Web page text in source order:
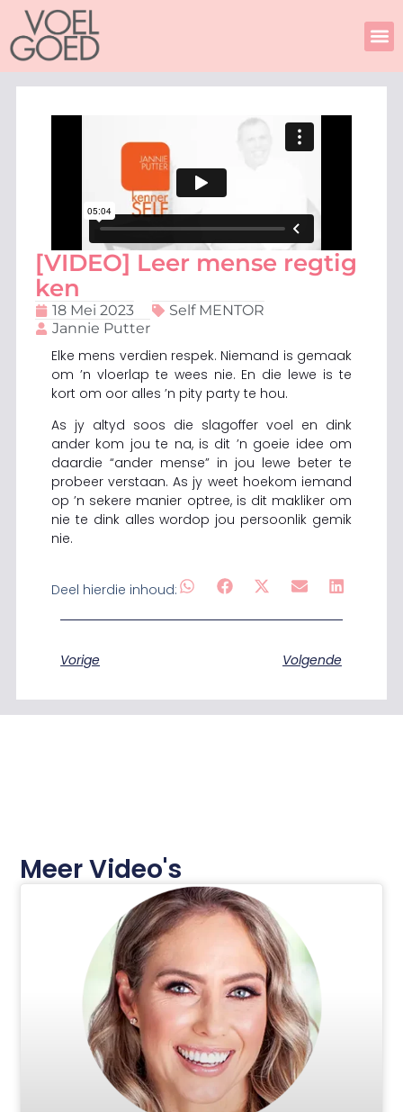
Skip
content
[VIDEO] Leer mense regtig
ken
18 Mei 2023
Self MENTOR
Jannie Putter
Elke mens verdien respek. Niemand is gemaak
om ’n vloerlap te wees nie. En die lewe is te
kort om oor alles ’n pity party te hou.
As jy altyd soos die slagoffer voel en dink
ander kom jou te na, is dit ’n goeie idee om
daardie “ander mense” in jou lewe beter te
probeer verstaan. As jy weet hoekom iemand
op ’n sekere manier optree, is dit makliker om
nie te dink alles wordop jou persoonlik gemik
nie.
Deel hierdie inhoud:
Vorige Volgende
Meer Video's